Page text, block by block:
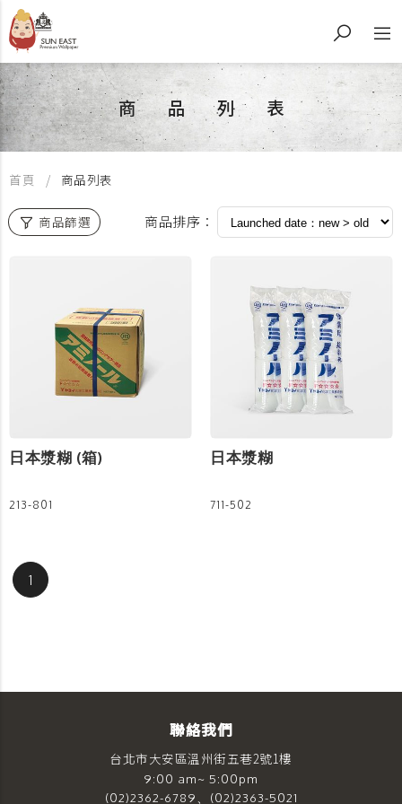
商品列表
首頁 商品列表
商品篩選 商品排序：
日本漿糊 (箱)
213-801
日本漿糊
711-502
1
聯絡我們
台北市大安區溫州街五巷2號1樓
9:00 am~ 5:00pm
(02)2362-6789、(02)2363-5021